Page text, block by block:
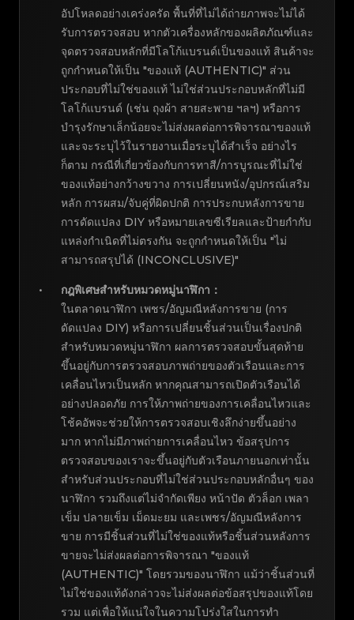
อัปโหลดอย่างเคร่งครัด พื้นที่ที่ไม่ได้ถ่ายภาพจะไม่ได้
รับการตรวจสอบ หากตัวเครื่องหลักของผลิตภัณฑ์และ
จุดตรวจสอบหลักที่มีโลโก้แบรนด์เป็นของแท้ สินค้าจะ
ถูกกำหนดให้เป็น "ของแท้ (AUTHENTIC)" ส่วน
ประกอบที่ไม่ใช่ของแท้ ไม่ใช่ส่วนประกอบหลักที่ไม่มี
โลโก้แบรนด์ (เช่น ถุงผ้า สายสะพาย ฯลฯ) หรือการ
บำรุงรักษาเล็กน้อยจะไม่ส่งผลต่อการพิจารณาของแท้
และจะระบุไว้ในรายงานเมื่อระบุได้สำเร็จ อย่างไร
ก็ตาม กรณีที่เกี่ยวข้องกับการทาสี/การบูรณะที่ไม่ใช่
ของแท้อย่างกว้างขวาง การเปลี่ยนหนัง/อุปกรณ์เสริม
หลัก การผสม/จับคู่ที่ผิดปกติ การประกบหลังการขาย
การดัดแปลง DIY หรือหมายเลขซีเรียลและป้ายกำกับ
แหล่งกำเนิดที่ไม่ตรงกัน จะถูกกำหนดให้เป็น "ไม่
สามารถสรุปได้ (INCONCLUSIVE)"
กฎพิเศษสำหรับหมวดหมู่นาฬิกา ：
ในตลาดนาฬิกา เพชร/อัญมณีหลังการขาย (การ
ดัดแปลง DIY) หรือการเปลี่ยนชิ้นส่วนเป็นเรื่องปกติ
สำหรับหมวดหมู่นาฬิกา ผลการตรวจสอบขั้นสุดท้าย
ขึ้นอยู่กับการตรวจสอบภาพถ่ายของตัวเรือนและการ
เคลื่อนไหวเป็นหลัก หากคุณสามารถเปิดตัวเรือนได้
อย่างปลอดภัย การให้ภาพถ่ายของการเคลื่อนไหวและ
โช้คอัพจะช่วยให้การตรวจสอบเชิงลึกง่ายขึ้นอย่าง
มาก หากไม่มีภาพถ่ายการเคลื่อนไหว ข้อสรุปการ
ตรวจสอบของเราจะขึ้นอยู่กับตัวเรือนภายนอกเท่านั้น
สำหรับส่วนประกอบที่ไม่ใช่ส่วนประกอบหลักอื่นๆ ของ
นาฬิกา รวมถึงแต่ไม่จำกัดเพียง หน้าปัด ตัวล็อก เพลา
เข็ม ปลายเข็ม เม็ดมะยม และเพชร/อัญมณีหลังการ
ขาย การมีชิ้นส่วนที่ไม่ใช่ของแท้หรือชิ้นส่วนหลังการ
ขายจะไม่ส่งผลต่อการพิจารณา "ของแท้
(AUTHENTIC)" โดยรวมของนาฬิกา แม้ว่าชิ้นส่วนที่
ไม่ใช่ของแท้ดังกล่าวจะไม่ส่งผลต่อข้อสรุปของแท้โดย
รวม แต่เพื่อให้แน่ใจในความโปร่งใสในการทำ